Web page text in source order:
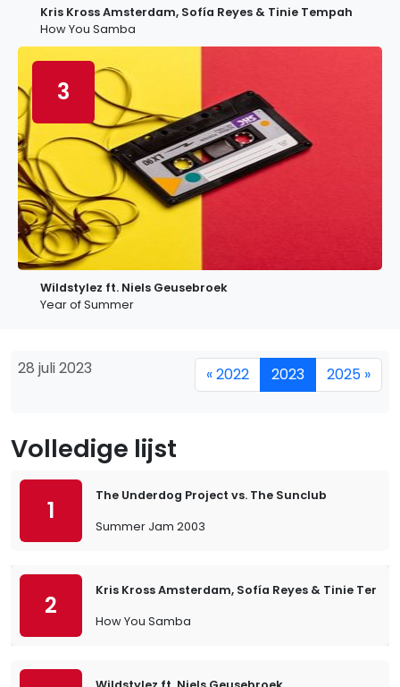
Kris Kross Amsterdam, Sofía Reyes & Tinie Tempah
How You Samba
3
Wildstylez ft. Niels Geusebroek
Year of Summer
28 juli 2023 « 2022 2023 2025 »
Volledige lijst
1
The Underdog Project vs. The Sunclub
Summer Jam 2003
2
Kris Kross Amsterdam, Sofía Reyes & Tinie
How You Samba